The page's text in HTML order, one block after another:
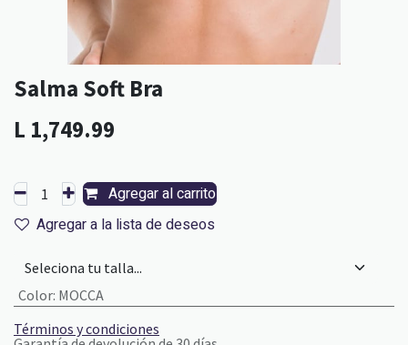
Salma Soft Bra
L 1,749.99
Agregar al carrito
Agregar a la lista de deseos
Color: MOCCA
Términos y condiciones